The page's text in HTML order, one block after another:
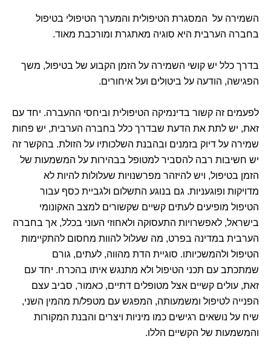
השמירה על המסגרת הטיפולית והמערך הטיפולי בטיפול
בחברה הערבית היא סוגיה מאתגרת ומורכבת מאוד.
בדרך כלל יש קושי השמירה על הזמן הקבוע של בטיפול, משך
הפגישה, הודעה על ביטולים ועל איחורים.
לפעמים זה קשור בדינמיקה הטיפולית וביחסי ההעברה. יחד עם
זאת, יש לתת את הדעת שבדרך כלל בחברה הערבית, יש פחות
שמירה על דיוק בזמנים ובהבנת השלכותיו על הזולת. בהקשר זה
יש חשיבות רבה להסביר למטופל בבהירות על המשמעות של
הזמן בטיפול, ויש להיזהר מפרשנויות שעלולות להיות לא
מדויקות ופוגעניות. גם בנוגע התשלום ולגביית כסף עבור
הטיפול מופיעים לעתים קשיים שקשורים למצב האקונומי
בישראל, לאפשרויות התעסוקה ולאחוזי העוני בכלל, אך בחברה
הערבית במדינה בפרט, מה שעלול להוות מחסום להתקיימות
הטיפול ולהמשכיותו. סוגיית הדת מהווה, לעתים, גורם
שמתכתב עם תכני הטיפול ולא מתנגש איתו בהכרח. יחד עם
זאת, עולים קשיים אצל מטופלים דתיים, כאמור, סביב עצם
הפנייה לטיפול ומשמעותה, המפגש עם מטפל/ת מהמין השני,
שיח על נושאים רגישים כמו מיניות ויצרים והבנת המקורות
והמשמעות של הקשיים הללו.